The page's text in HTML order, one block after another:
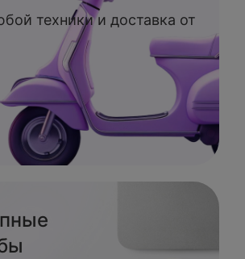
техники и доставка от